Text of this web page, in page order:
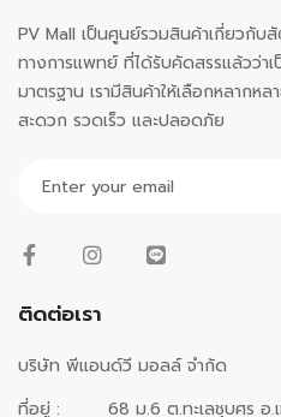
PV Mall เป็นศูนย์รวมสินค้าเกี่ยวกับ
ทางการแพทย์ ที่ได้รับคัดสรรแล้วว่
มาตรฐาน เรามีสินค้าให้เลือกหลาก
สะดวก รวดเร็ว และปลอดภัย
ติดต่อเรา
บริษัท พีแอนด์วี มอลล์ จำกัด
ที่อยู่ :
68 ม.6 ต.ทะเลชุบศร อ